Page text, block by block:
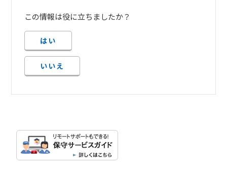
この情報は役に立ちましたか？
はい
いいえ